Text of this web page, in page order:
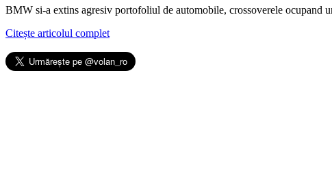
BMW si-a extins agresiv portofoliul de automobile, crossoverele ocupand
Citește articolul complet